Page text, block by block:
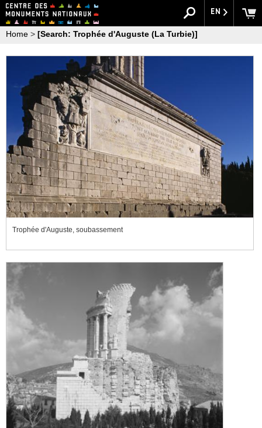
EN
Home > [Search: Trophée d'Auguste (La Turbie)]
Trophée d'Auguste, soubassement